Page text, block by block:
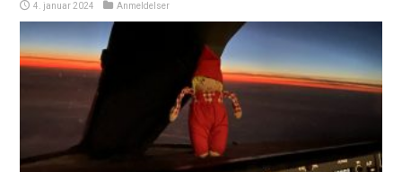
4. januar 2024 Anmeldelser